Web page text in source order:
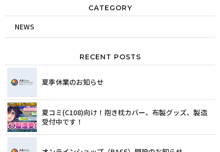
CATEGORY
NEWS
RECENT POSTS
夏季休業のお知らせ
夏コミ(C108)向け！抱き枕カバー、布製グッズ、製造
受付中です！